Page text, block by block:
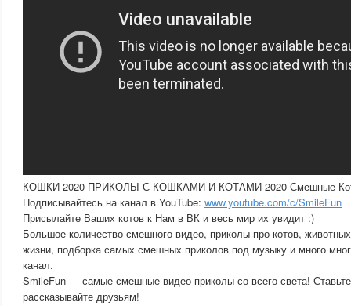
КОШКИ 2020 ПРИКОЛЫ С КОШКАМИ И КОТАМИ 2020 Смешные
Подписывайтесь на канал в YouTube: www.youtube.com/c/SmileFun
Присылайте Ваших котов к Нам в ВК и весь мир их увидит :)
Большое количество смешного видео, приколы про котов,
жизни, подборка самых смешных приколов под музыку и много
канал.
SmileFun — самые смешные видео приколы со всего света!
рассказывайте друзьям!